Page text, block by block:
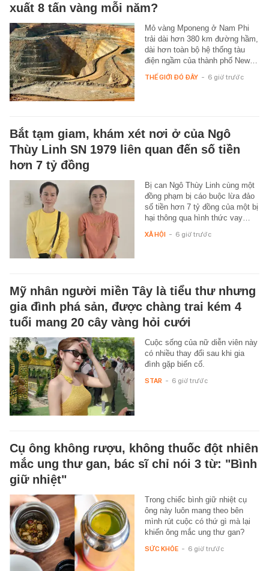
xuất 8 tấn vàng mỗi năm?
Mỏ vàng Mponeng ở Nam Phi
trải dài hơn 380 km đường hầm,
dài hơn toàn bộ hệ thống tàu
điện ngầm của thành phố New…
THẾ GIỚI ĐÓ ĐÂY - 6 giờ trước
Bắt tạm giam, khám xét nơi ở của Ngô
Thùy Linh SN 1979 liên quan đến số tiền
hơn 7 tỷ đồng
Bị can Ngô Thùy Linh cùng một
đồng phạm bị cáo buộc lừa đảo
số tiền hơn 7 tỷ đồng của một bị
hại thông qua hình thức vay…
XÃ HỘI - 6 giờ trước
Mỹ nhân người miền Tây là tiểu thư nhưng
gia đình phá sản, được chàng trai kém 4
tuổi mang 20 cây vàng hỏi cưới
Cuộc sống của nữ diễn viên này
có nhiều thay đổi sau khi gia
đình gặp biến cố.
STAR - 6 giờ trước
Cụ ông không rượu, không thuốc đột nhiên
mắc ung thư gan, bác sĩ chỉ nói 3 từ: "Bình
giữ nhiệt"
Trong chiếc bình giữ nhiệt cụ
ông này luôn mang theo bên
mình rút cuộc có thứ gì mà lại
khiến ông mắc ung thư gan?
SỨC KHỎE - 6 giờ trước